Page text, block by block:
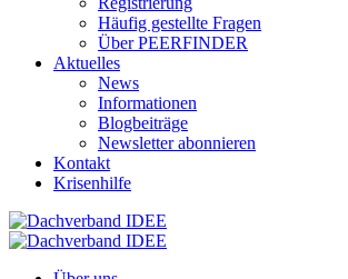
Häufig gestellte Fragen
Über PEERFINDER
Aktuelles
News
Informationen
Blogbeiträge
Newsletter abonnieren
Kontakt
Krisenhilfe